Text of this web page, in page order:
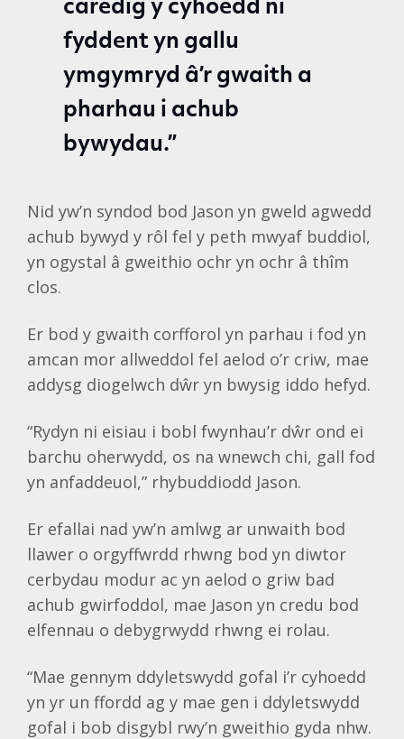
caredig y cyhoedd ni
fyddent yn gallu
ymgymryd â’r gwaith a
pharhau i achub
bywydau.”
Nid yw’n syndod bod Jason yn gweld agwedd
achub bywyd y rôl fel y peth mwyaf buddiol,
yn ogystal â gweithio ochr yn ochr â thîm
clos.
Er bod y gwaith corfforol yn parhau i fod yn
amcan mor allweddol fel aelod o’r criw, mae
addysg diogelwch dŵr yn bwysig iddo hefyd.
“Rydyn ni eisiau i bobl fwynhau’r dŵr ond ei
barchu oherwydd, os na wnewch chi, gall fod
yn anfaddeuol,” rhybuddiodd Jason.
Er efallai nad yw’n amlwg ar unwaith bod
llawer o orgyffwrdd rhwng bod yn diwtor
cerbydau modur ac yn aelod o griw bad
achub gwirfoddol, mae Jason yn credu bod
elfennau o debygrwydd rhwng ei rolau.
“Mae gennym ddyletswydd gofal i’r cyhoedd
yn yr un ffordd ag y mae gen i ddyletswydd
gofal i bob disgybl rwy’n gweithio gyda nhw.